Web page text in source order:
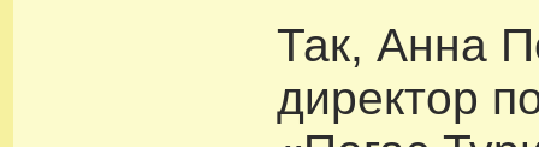
Так, Анна
директор